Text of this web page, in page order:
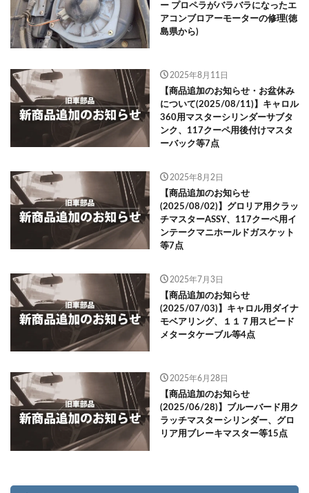
ー プロペラがバラバラになったエ
アコンブロアーモーターの修理(徳
島県から)
2025年8月11日
【商品追加のお知らせ・お盆休み
について(2025/08/11)】キャロル
360用マスターシリンダーサブタ
ンク、117クーペ用後付けマスタ
ーバック等7点
2025年8月2日
【商品追加のお知らせ
(2025/08/02)】グロリア用クラッ
チマスターASSY、117クーペ用イ
ンテークマニホールドガスケット
等7点
2025年7月3日
【商品追加のお知らせ
(2025/07/03)】キャロル用ダイナ
モベアリング、１１７用スピード
メタータケーブル等4点
2025年6月28日
【商品追加のお知らせ
(2025/06/28)】ブルーバード用ク
ラッチマスターシリンダー、グロ
リア用ブレーキマスター等15点